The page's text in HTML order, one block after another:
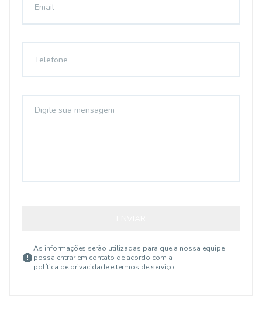
As informações serão utilizadas para que a nossa equipe
possa entrar em contato de acordo com a
política de privacidade e termos de serviço